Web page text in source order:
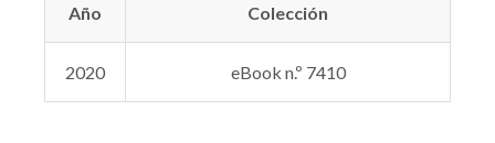
Año Colección
2020 eBook n.º 7410